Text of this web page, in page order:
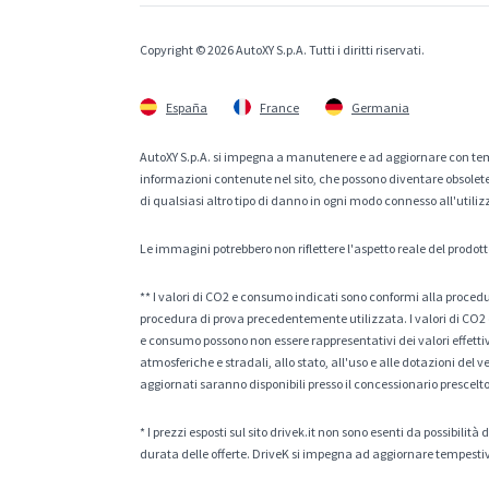
Copyright © 2026 AutoXY S.p.A. Tutti i diritti riservati.
España France Germania
AutoXY S.p.A. si impegna a manutenere e ad aggiornare con
informazioni contenute nel sito, che possono diventare
di qualsiasi altro tipo di danno in ogni modo connesso
Le immagini potrebbero non riflettere l'aspetto reale del
** I valori di CO2 e consumo indicati sono conformi alla
procedura di prova precedentemente utilizzata. I valori di
e consumo possono non essere rappresentativi dei valori
atmosferiche e stradali, allo stato, all'uso e alle dotazioni del
aggiornati saranno disponibili presso il concessionario
* I prezzi esposti sul sito drivek.it non sono esenti da
durata delle offerte. DriveK si impegna ad aggiornare